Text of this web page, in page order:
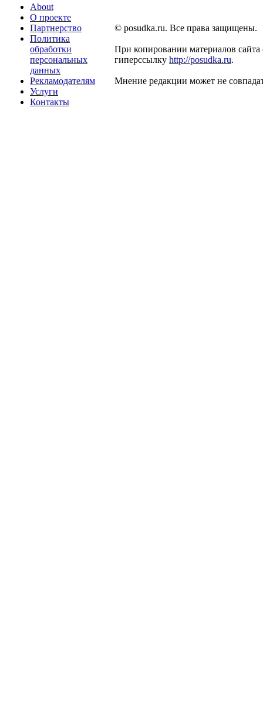
About
О проекте
Партнерство
Политика
обработки
персональных
данных
Рекламодателям
Услуги
Контакты
© posudka.ru. Все права защищены.
При копировании материалов сайта
гиперссылку http://posudka.ru.
Мнение редакции может не